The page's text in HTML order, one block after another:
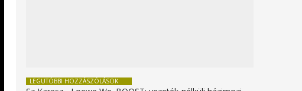
LEGUTÓBBI HOZZÁSZÓLÁSOK